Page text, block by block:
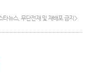
타뉴스, 무단전재 및 재배포 금지>